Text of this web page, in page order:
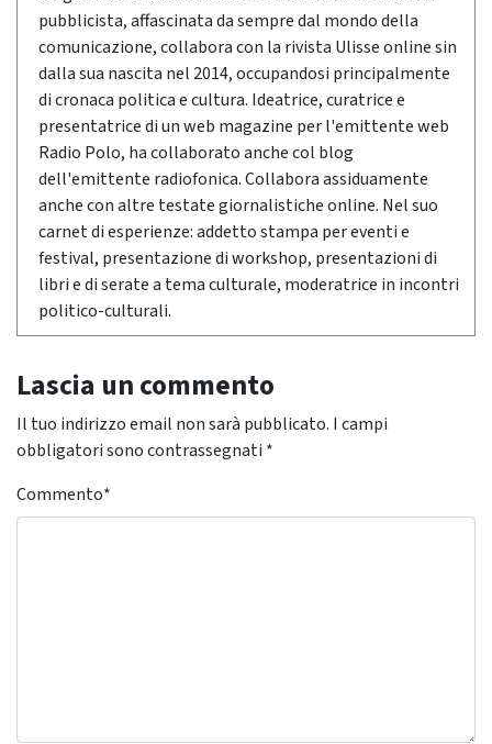
pubblicista, affascinata da sempre dal mondo della
comunicazione, collabora con la rivista Ulisse online sin
dalla sua nascita nel 2014, occupandosi principalmente
di cronaca politica e cultura. Ideatrice, curatrice e
presentatrice di un web magazine per l'emittente web
Radio Polo, ha collaborato anche col blog
dell'emittente radiofonica. Collabora assiduamente
anche con altre testate giornalistiche online. Nel suo
carnet di esperienze: addetto stampa per eventi e
festival, presentazione di workshop, presentazioni di
libri e di serate a tema culturale, moderatrice in incontri
politico-culturali.
Lascia un commento
Il tuo indirizzo email non sarà pubblicato. I campi
obbligatori sono contrassegnati *
Commento*